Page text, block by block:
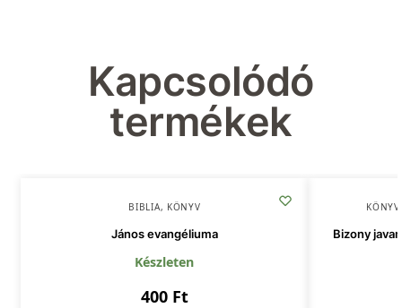
Kapcsolódó
termékek
BIBLIA, KÖNYV
János evangéliuma
Készleten
400 Ft
KÖNYV
Bizony